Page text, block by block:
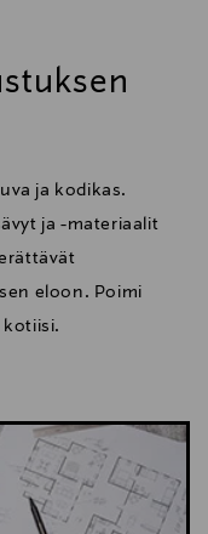
ja kodikas.
ja -materiaalit
eloon. Poimi